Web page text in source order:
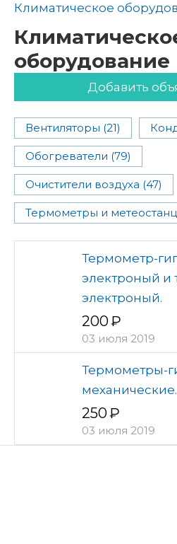
Климатическое
оборудование
Добавить
Вентиляторы (21)
Обогреватели (79)
Очистители воздуха (47)
Термометры и
Термометр-
электроный и
электроный.
200
03 июля 2019
Термометры-
механические.
250
03 июля 2019